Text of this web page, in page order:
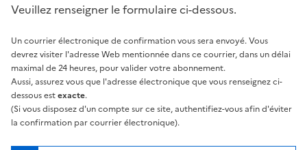
Veuillez renseigner le formulaire ci-dessous.
Un courrier électronique de confirmation vous sera envoyé. Vous
devrez visiter l'adresse Web mentionnée dans ce courrier, dans un délai
maximal de 24 heures, pour valider votre abonnement.
Aussi, assurez vous que l'adresse électronique que vous renseignez ci-
dessous estexacte.
(Si vous disposez d'un compte sur ce site, authentifiez-vous afin d'éviter
la confirmation par courrier électronique).